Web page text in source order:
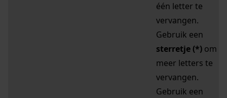
één letter te
vervangen.
Gebruik een
sterretje (*) om
meer letters te
vervangen.
Gebruik een